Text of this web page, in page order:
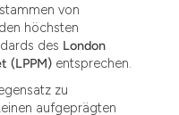
von
höchsten
des London
(LPPM) entsprechen.
zu
aufgeprägten